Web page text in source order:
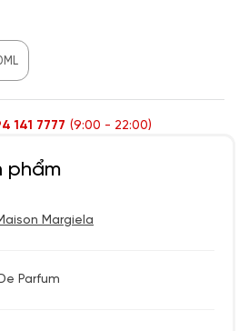
141 7777 (9:00 - 22:00)
phẩm
Margiela
Parfum